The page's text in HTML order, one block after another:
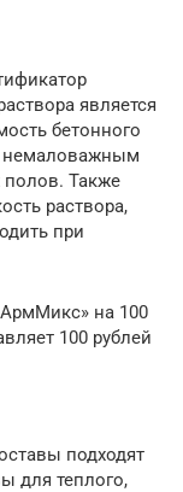
является
бетонного
немаловажным
Также
раствора,
при
на 100
100 рублей
подходят
для теплого,